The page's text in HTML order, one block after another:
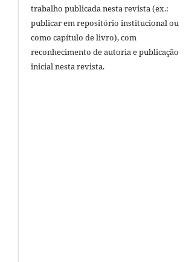
trabalho publicada nesta revista (ex.:
publicar em repositório institucional ou
como capítulo de livro), com
reconhecimento de autoria e publicação
inicial nesta revista.